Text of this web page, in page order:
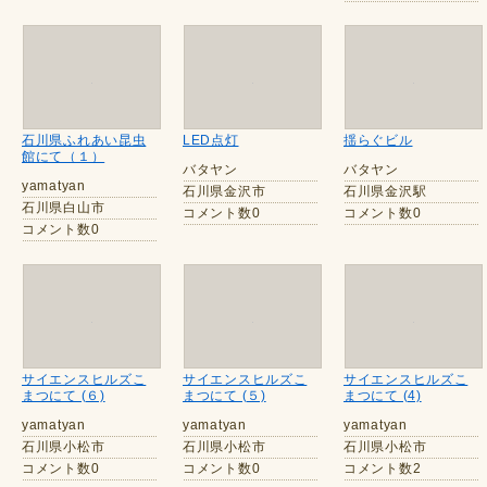
石川県ふれあい昆虫
館にて（１）
yamatyan
石川県白山市
コメント数0
LED点灯
バタヤン
石川県金沢市
コメント数0
揺らぐビル
バタヤン
石川県金沢駅
コメント数0
サイエンスヒルズこ
まつにて (６)
yamatyan
石川県小松市
コメント数0
サイエンスヒルズこ
まつにて (５)
yamatyan
石川県小松市
コメント数0
サイエンスヒルズこ
まつにて (4)
yamatyan
石川県小松市
コメント数2